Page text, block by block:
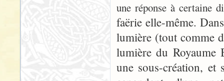
une réponse à certaine
faërie elle-même.
lumière (tout comme
lumière du Royaume
une sous-création,